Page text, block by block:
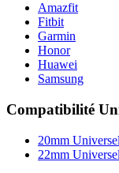
Amazfit
Fitbit
Garmin
Honor
Huawei
Samsung
Compatibilité
20mm Universel
22mm Universel